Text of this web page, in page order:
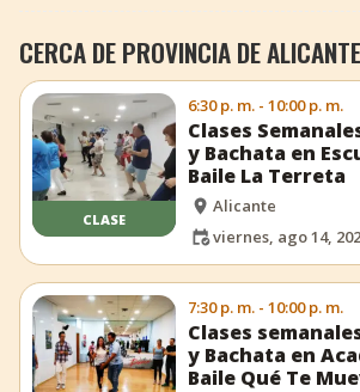
CERCA DE PROVINCIA DE ALICANTE
CLASE
6:30 p. m. - 10:00 p. m.
Clases
y Bachata en
Baile La Terreta
Alicante
viernes, ago 14,
7:30 p. m. - 10:00 p. m.
Clases
y Bachata en
Baile Qué Te